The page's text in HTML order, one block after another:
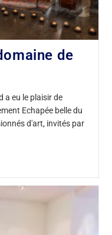
de
a eu le plaisir de
Echapée belle du
d'art, invités par